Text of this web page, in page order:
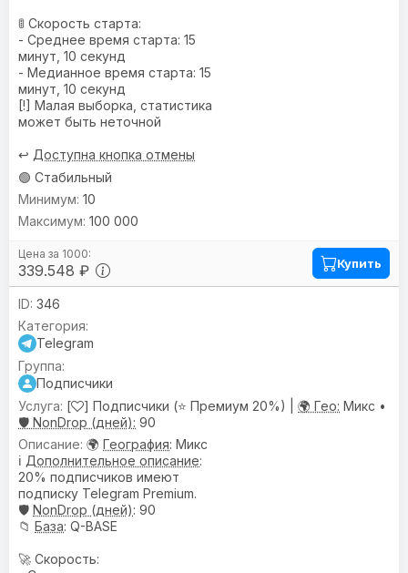
🚦 Скорость старта:
- Среднее время старта: 15
минут, 10 секунд
- Медианное время старта: 15
минут, 10 секунд
[!] Малая выборка, статистика
может быть неточной
↩️ Доступна кнопка отмены
🟢 Стабильный
339.548 ₽
10
100 000
Купить
346
Telegram
Подписчики
[
] Подписчики (⭐ Премиум 20%) | 🌍 Гео: Микс •
🛡️ NonDrop (дней): 90
🌍 География: Микс
ℹ️ Дополнительное описание:
20% подписчиков имеют
подписку Telegram Premium.
🛡️ NonDrop (дней): 90
📁 База: Q-BASE
🚀 Скорость: